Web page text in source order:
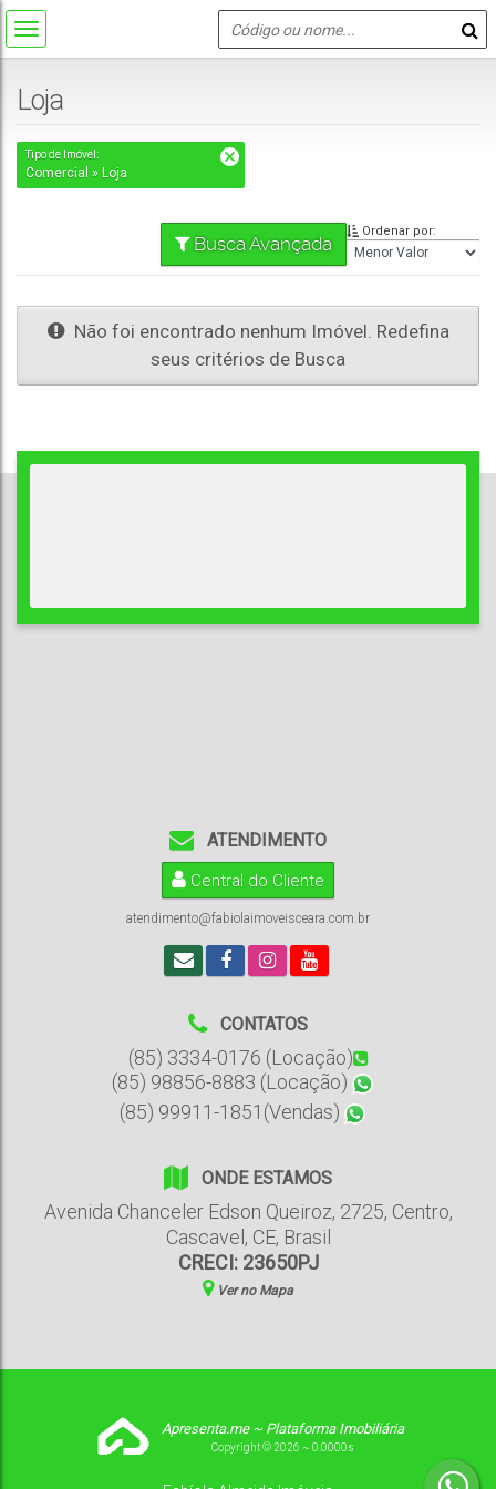
Loja
Tipo de Imóvel:
Comercial » Loja
Busca Avançada
Ordenar por:
Não foi encontrado nenhum Imóvel. Redefina
seus critérios de Busca
ATENDIMENTO
Central do Cliente
atendimento@fabiolaimoveisceara.com.br
CONTATOS
(85) 3334-0176 (Locação)
(85) 98856-8883 (Locação)
(85) 99911-1851(Vendas)
ONDE ESTAMOS
Avenida Chanceler Edson Queiroz, 2725, Centro,
Cascavel , CE, Brasil
CRECI: 23650PJ
Ver no Mapa
Apresenta.me ~ Plataforma Imobiliária
Copyright © 2026 ~ 0.0000s